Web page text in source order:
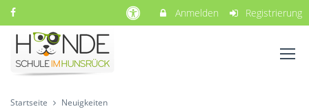
Anmelden Registrierung
Startseite Neuigkeiten